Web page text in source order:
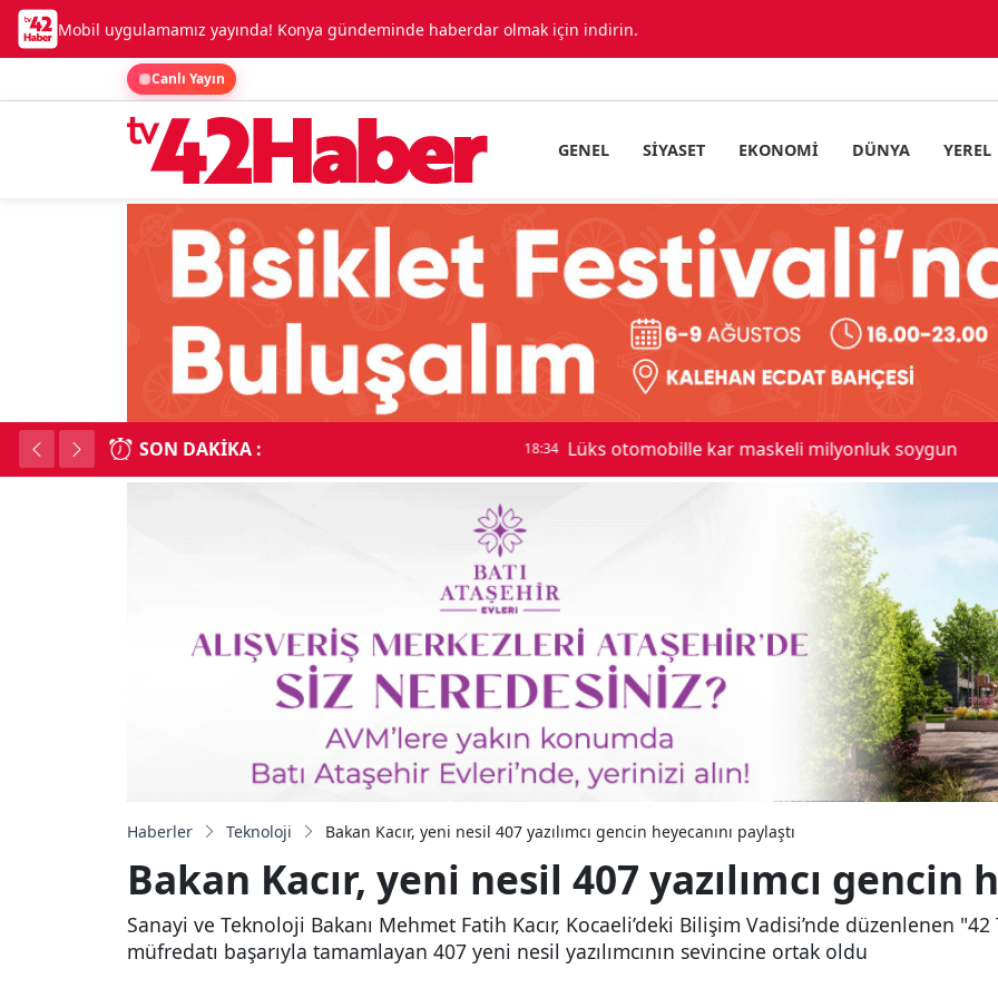
Mobil uygulamamız yayında! Konya gündeminde haberdar olmak için indirin.
Canlı Yayın
GENEL SIYASET EKONOMI DÜNYA YEREL
SON DAKIKA : Lüks otomobille kar maskeli milyonluk soygun
Haberler Teknoloji Bakan Kacır, yeni nesil 407 yazılımcı gencin heyecanını paylaştı
Bakan Kacır, yeni nesil 407 yazılımcı gencin
Sanayi ve Teknoloji Bakanı Mehmet Fatih Kacır, Kocaeli’deki Bilişim Vadisi’nde düzenlenen
müfredatı başarıyla tamamlayan 407 yeni nesil yazılımcının sevincine ortak oldu